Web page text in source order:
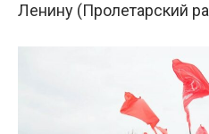
Ленину (Пролетарский